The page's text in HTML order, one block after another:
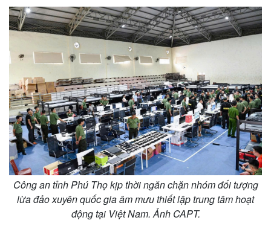
Công an tỉnh Phú Thọ kịp thời ngăn chặn nhóm đối tượng
lừa đảo xuyên quốc gia âm mưu thiết lập trung tâm hoạt
động tại Việt Nam. Ảnh CAPT.